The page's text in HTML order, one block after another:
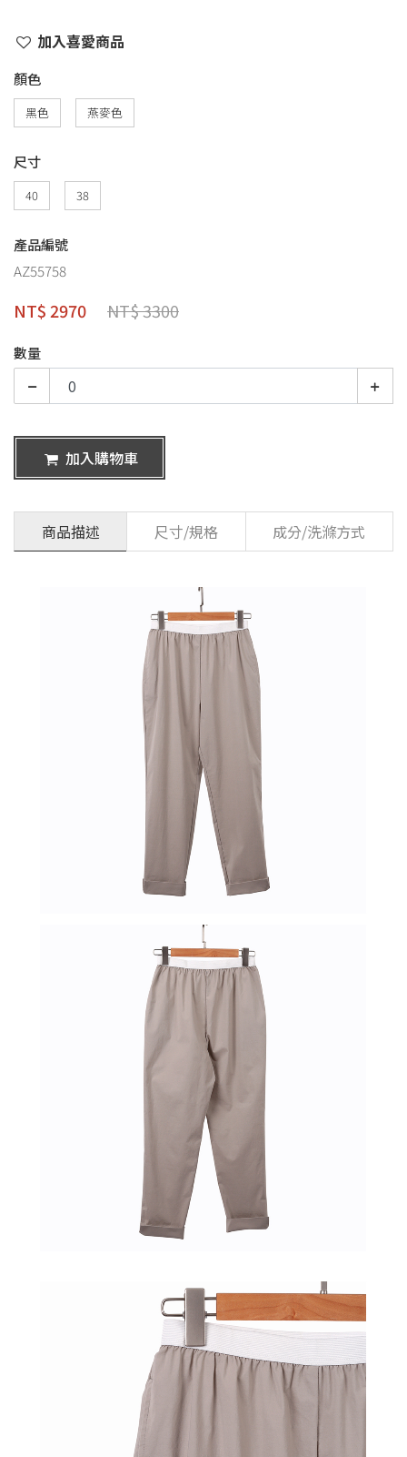
加入喜愛商品
顏色
黑色 燕麥色
尺寸
40 38
產品編號
AZ55758
NT$ 2970 NT$ 3300
數量
加入購物車
商品描述 尺寸/規格 成分/洗滌方式